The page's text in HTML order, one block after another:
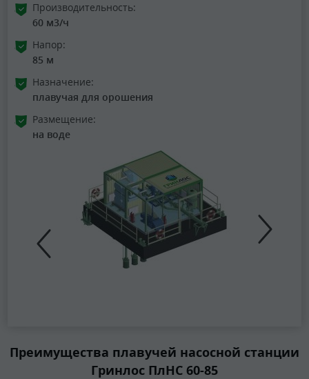
Производительность:
60 м3/ч
Напор:
85 м
Назначение:
плавучая для орошения
Размещение:
на воде
Преимущества плавучей насосной станции
Гринлос ПлНС 60-85